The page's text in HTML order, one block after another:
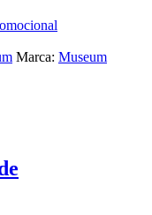
Marca: Museum